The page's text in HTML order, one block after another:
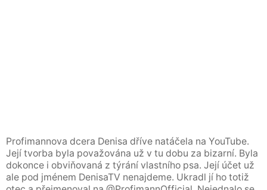
Profimannova dcera Denisa dříve natáčela na YouTube.
Její tvorba byla považována už v tu dobu za bizarní. Byla
dokonce i obviňovaná z týrání vlastního psa. Její účet už
ale pod jménem DenisaTV nenajdeme. Ukradl jí ho totiž